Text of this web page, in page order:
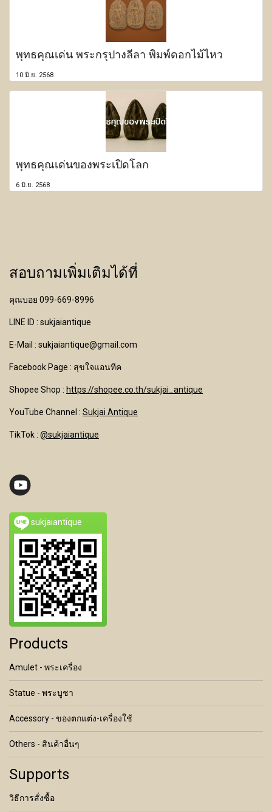
พุทธคุณเด่น พระกรุปางลีลา พิมพ์ดอกไม้ไหว
10 มิ.ย. 2568
พุทธคุณเด่นของพระเปิดโลก
6 มิ.ย. 2568
สอบถามเพิ่มเติมได้ที่
คุณบอย 099-669-8996
LINE ID : sukjaiantique
E-Mail : sukjaiantique@gmail.com
Facebook Page : สุขใจแอนทีค
Shopee Shop : https://shopee.co.th/sukjai_antique
YouTube Channel : Sukjai Antique
TikTok : @sukjaiantique
sukjaiantique
Products
Amulet - พระเครื่อง
Statue - พระบูชา
Accessory - ของตกแต่ง-เครื่องใช้
Others - สินค้าอื่นๆ
Supports
วิธีการสั่งซื้อ